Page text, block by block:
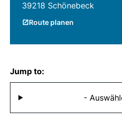
39218 Schönebeck
Route planen
Jump to:
-